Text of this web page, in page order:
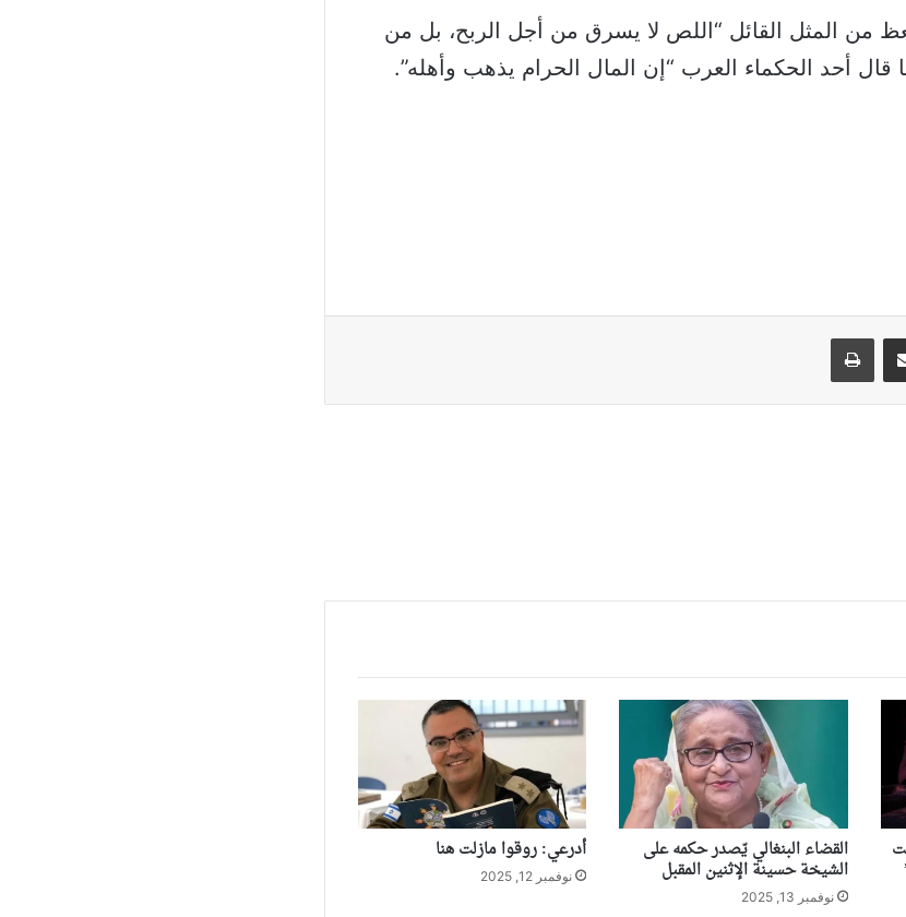
من المثل القائل “اللص لا يسرق من أجل الربح، بل من
قال أحد الحكماء العرب “إن المال الحرام يذهب وأهله”.
مشاركة عبر البريد طباعة
القضاء البنغالي يّصدر حكمه على
الشيخة حسينة الإثنين المقبل
نوفمبر 13, 2025
أدرعي: روقوا مازلت هنا
نوفمبر 12, 2025